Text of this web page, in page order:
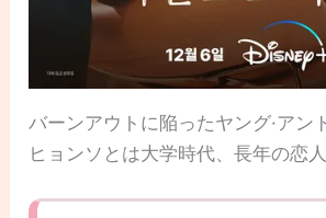
バーンアウトに陥ったヤング·アン
ヒョンソとは大学時代、長年の恋人